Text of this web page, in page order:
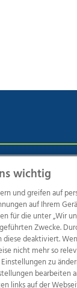
Kontakt
Ischler
wichtig
und greifen auf
auf Ihrem
für die unter „Wir
Zwecke.
deaktiviert.
nicht mehr so
zu
bearbeiten
links auf der